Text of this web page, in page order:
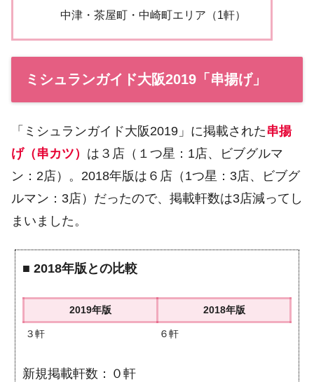
中津・茶屋町・中崎町エリア（1軒）
ミシュランガイド大阪2019「串揚げ」
「ミシュランガイド大阪2019」に掲載された串揚
げ（串カツ） は３店（１つ星：1店、ビブグルマ
ン：2店）。2018年版は６店（1つ星：3店、ビブグ
ルマン：3店）だったので、掲載軒数は3店減ってし
まいました。
■ 2018年版との比較
2019年版 2018年版
３軒 ６軒
新規掲載軒数：０軒